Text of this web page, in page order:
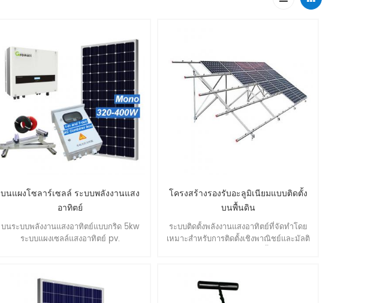
บนแผงโซลาร์เซลล์ ระบบพลังงานแสง
อาทิตย์
บนระบบพลังงานแสงอาทิตย์แบบกริด 5kw
ระบบแผงเซลล์แสงอาทิตย์ pv.
โครงสร้างรองรับอะลูมิเนียมแบบติดตั้ง
บนพื้นดิน
ระบบติดตั้งพลังงานแสงอาทิตย์ที่จัดทำโดย
เหมาะสำหรับการติดตั้งเชิงพาณิชย์และมัลติ
ไม่ธรรมดา, คุณภาพที่เหนือกว่า.